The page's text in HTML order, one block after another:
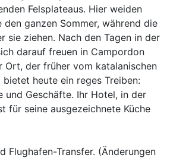
Felsplateaus. Hier weiden
den ganzen Sommer, während die
sie ziehen. Nach den Tagen in der
darauf freuen in Campordon
Ort, der früher vom katalanischen
heute ein reges Treiben:
und Geschäfte. Ihr Hotel, in der
für seine ausgezeichnete Küche
Flughafen-Transfer. (Änderungen